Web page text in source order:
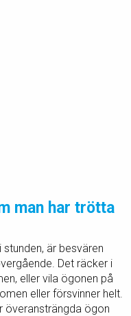
man har trötta
är besvären
Det räcker i
eller vila ögonen på
eller försvinner helt.
överansträngda ögon